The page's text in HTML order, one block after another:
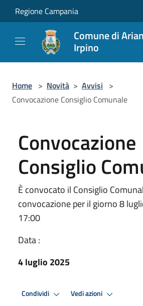
Salta al contenuto principale
Regione Campania
Comune di
Irpino
Home > Novità > Avvisi >
Convocazione Consiglio Comunale
Convocazione
Consiglio
È convocato il Consiglio
convocazione per il giorno 8
17:00
Data :
4 luglio 2025
Condividi Vedi azioni